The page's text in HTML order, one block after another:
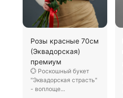
Розы красные 70см
(Эквадорская)
премиум
💮 Роскошный букет
"Эквадорская страсть"
- воплоще...